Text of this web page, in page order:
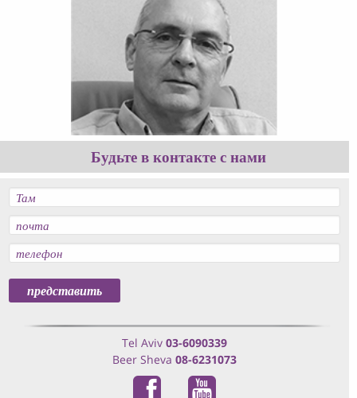
Будьте в контакте с нами
Tel Aviv 03-6090339
Beer Sheva 08-6231073